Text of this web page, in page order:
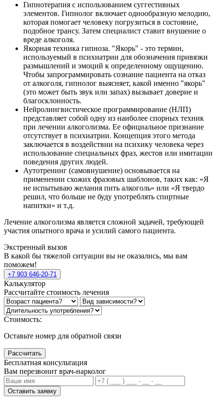
Гипнотерапия с использованием суггестивных
элементов. Гипнолог включает однообразную мелодию,
которая помогает человеку погрузиться в состояние,
подобное трансу. Затем специалист ставит внушение о
вреде алкоголя.
Якорная техника гипноза. "Якорь" - это термин,
используемый в психиатрии для обозначения привязки
размышлений и эмоций к определенному ощущению.
Чтобы запрограммировать сознание пациента на отказ
от алкоголя, гипнолог выясняет, какой именно "якорь"
(это может быть звук или запах) вызывает доверие и
благосклонность.
Нейролингвистическое программирование (НЛП)
представляет собой одну из наиболее спорных техник
при лечении алкоголизма. Ее официальное признание
отсутствует в психиатрии. Концепция этого метода
заключается в воздействии на психику человека через
использование специальных фраз, жестов или имитации
поведения других людей.
Аутотренинг (самовнушение) основывается на
применении схожих фразовых шаблонов, таких как: «Я
не испытываю желания пить алкоголь» или «Я твердо
решил, что больше не буду употреблять спиртные
напитки» и т.д.
Лечение алкоголизма является сложной задачей, требующей
участия опытного врача и усилий самого пациента.
Экстренный вызов
В какой бы тяжелой ситуации вы не оказались, мы вам
поможем!
+7 903 646-20-71
Калькулятор
Рассчитайте стоимость лечения
Стоимость:
Оставьте номер для обратной связи
Рассчитать
Бесплатная консультация
Вам перезвонит врач-нарколог
Оставить заявку